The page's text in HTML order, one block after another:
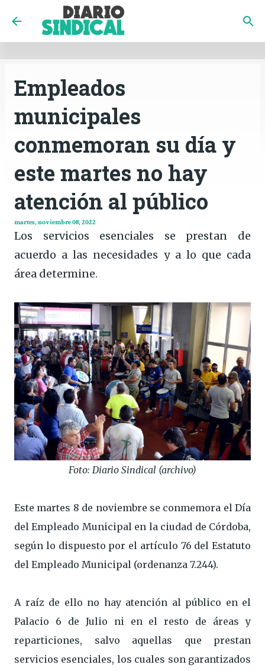
INICIO CÓRDOBA
Ir al contenido principal
Empleados
municipales
conmemoran su día y
este martes no hay
atención al público
martes, noviembre 08, 2022
Los servicios esenciales se prestan de
acuerdo a las necesidades y a lo que cada
área determine.
Foto: Diario Sindical (archivo)
Este martes 8 de noviembre se conmemora el Día
del Empleado Municipal en la ciudad de Córdoba,
según lo dispuesto por el artículo 76 del Estatuto
del Empleado Municipal (ordenanza 7.244).
A raíz de ello no hay atención al público en el
Palacio 6 de Julio ni en el resto de áreas y
reparticiones, salvo aquellas que prestan
servicios esenciales, los cuales son garantizados